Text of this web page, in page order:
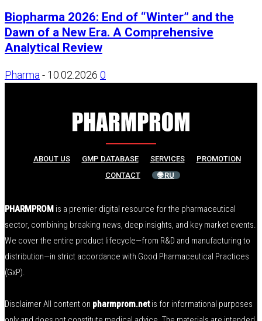
Biopharma 2026: End of “Winter” and the
Dawn of a New Era. A Comprehensive
Analytical Review
Pharma - 10.02.2026 0
ABOUT US GMP DATABASE SERVICES
PROMOTION
CONTACT
🌐 RU
PHARMPROM is a premier digital resource for the pharmaceutical
sector, combining breaking news, deep insights, and key market events.
We cover the entire product lifecycle—from R&D and manufacturing to
distribution—in strict accordance with Good Pharmaceutical Practices
(GxP).
Disclaimer All content on pharmprom.netis for informational purposes